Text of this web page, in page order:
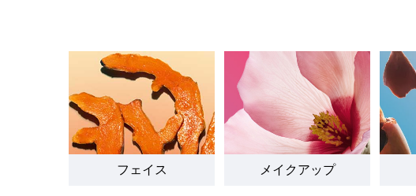
フェイス メイクアップ